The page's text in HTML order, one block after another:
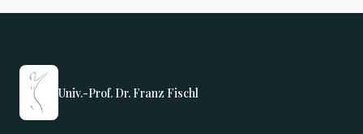
Univ.-Prof. Dr. Franz Fischl